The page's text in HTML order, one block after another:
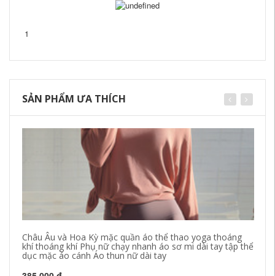
1
SẢN PHẨM ƯA THÍCH
Châu Âu và Hoa Kỳ mặc quần áo thể thao yoga thoáng
khí thoáng khí Phụ nữ chạy nhanh áo sơ mi dài tay tập thể
dục mặc áo cánh Áo thun nữ dài tay